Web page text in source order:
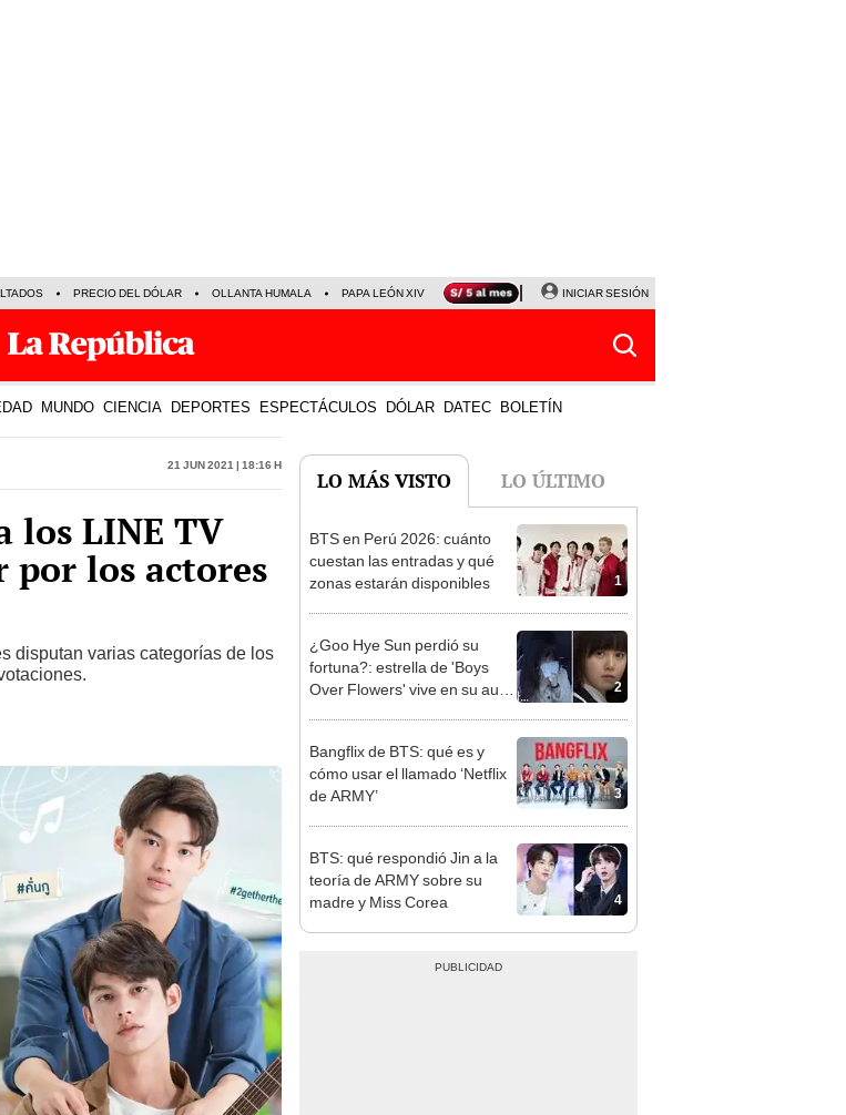
PRECIO DEL DÓLAR OLLANTA HUMALA PAPA LEÓN XIV NALDY SALDAÑA LA BELLA LUZ
INICIAR SESIÓN
MUNDO CIENCIA DEPORTES ESPECTÁCULOS DÓLAR DATEC BOLETÍN
21 Jun 2021 | 18:16 h
los LINE TV
por los actores
disputan varias categorías de los
LO MÁS VISTO LO ÚLTIMO
1
BTS en Perú 2026: cuánto
cuestan las entradas y qué
zonas estarán disponibles
2
¿Goo Hye Sun perdió su
fortuna?: estrella de 'Boys
Over Flowers' vive en su auto
3
Bangflix de BTS: qué es y
cómo usar el llamado ‘Netflix
de ARMY’
4
BTS: qué respondió Jin a la
teoría de ARMY sobre su
madre y Miss Corea